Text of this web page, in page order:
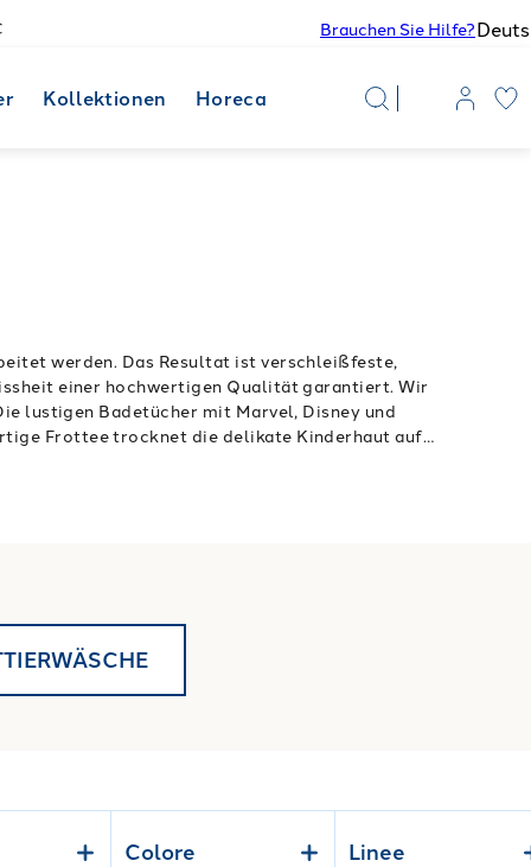
Brauchen Sie Hilfe?
Kollektionen Horeca
werden. Das Resultat ist verschleißfeste,
einer hochwertigen Qualität garantiert. Wir
lustigen Badetücher mit Marvel, Disney und
Frottee trocknet die delikate Kinderhaut auf
Colore Linee